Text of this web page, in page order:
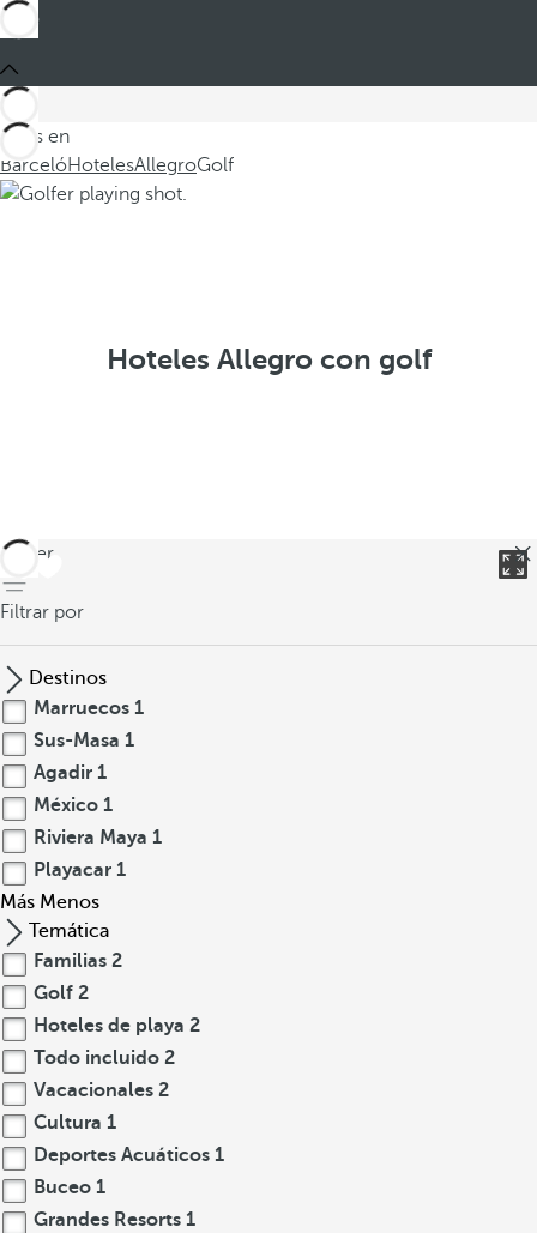
Estás en
BarcelóHotelesAllegroGolf
Hoteles Allegro con golf
volver
Filtrar por
Destinos
Marruecos 1
Sus-Masa 1
Agadir 1
México 1
Riviera Maya 1
Playacar 1
Más Menos
Temática
Familias 2
Golf 2
Hoteles de playa 2
Todo incluido 2
Vacacionales 2
Cultura 1
Deportes Acuáticos 1
Buceo 1
Grandes Resorts 1